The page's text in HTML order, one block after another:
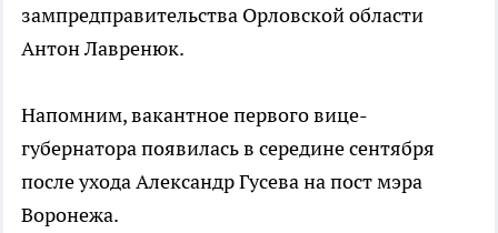
зампредправительства Орловской области
Антон Лавренюк.
Напомним, вакантное первого вице-
губернатора появилась в середине сентября
после ухода Александр Гусева на пост мэра
Воронежа.